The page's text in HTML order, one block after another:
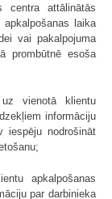
centra attālinātās
laika
vai pakalpojuma
prombūtnē esoša
vienotā klientu
informāciju
iespēju nodrošināt
apkalpošanas
par darbinieka